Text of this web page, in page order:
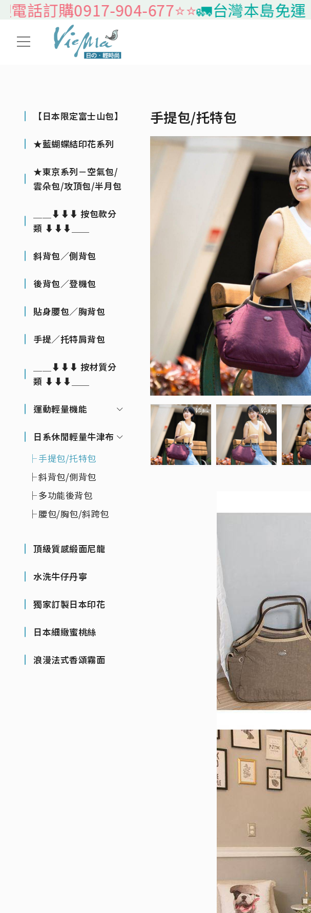
購0917-904-677⭐️⭐️🚛台灣本島免運，海外
【日本限定富士山包】
★藍蝴蝶結印花系列
★東京系列－空氣包/
雲朵包/攻頂包/半月包
＿＿⬇⬇⬇ 按包款分
類 ⬇⬇⬇＿＿
斜背包／側背包
後背包／登機包
貼身腰包／胸背包
手提／托特肩背包
＿＿⬇⬇⬇ 按材質分
類 ⬇⬇⬇＿＿
運動輕量機能
日系休閒輕量牛津布
手提包/托特包
斜背包/側背包
多功能後背包
腰包/胸包/斜跨包
頂級質感緞面尼龍
水洗牛仔丹寧
獨家訂製日本印花
日本細緻蜜桃絲
浪漫法式香頌霧面
手提包/托特包